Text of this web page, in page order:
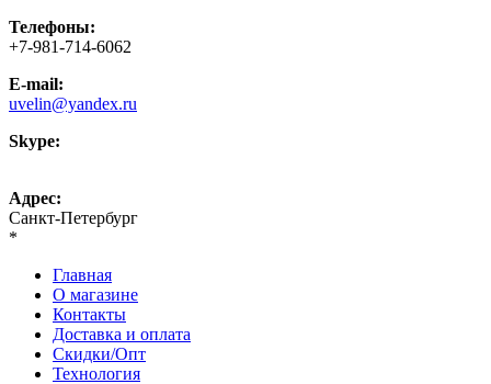
Телефоны:
+7-981-714-6062
E-mail:
uvelin@yandex.ru
Skype:
Адрес:
Санкт-Петербург
*
Главная
О магазине
Контакты
Доставка и оплата
Скидки/Опт
Технология